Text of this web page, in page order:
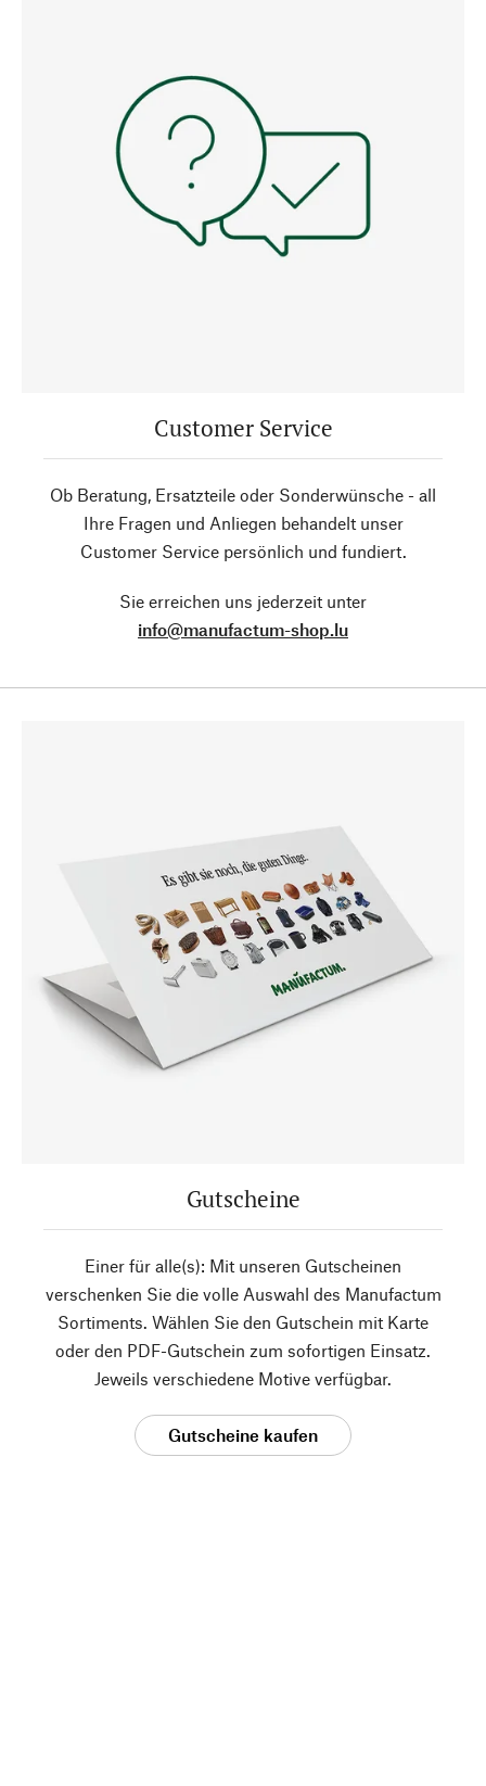
Customer Service
Ob Beratung, Ersatzteile oder Sonderwünsche - all
Ihre Fragen und Anliegen behandelt unser
Customer Service persönlich und fundiert.
Sie erreichen uns jederzeit unter
info@manufactum-shop.lu
Gutscheine
Einer für alle(s): Mit unseren Gutscheinen
verschenken Sie die volle Auswahl des Manufactum
Sortiments. Wählen Sie den Gutschein mit Karte
oder den PDF-Gutschein zum sofortigen Einsatz.
Jeweils verschiedene Motive verfügbar.
Gutscheine kaufen